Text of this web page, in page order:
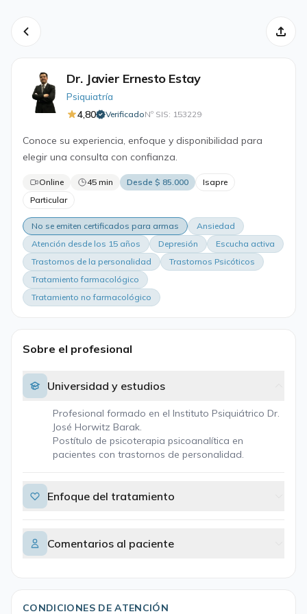
Dr. Javier Ernesto Estay
Psiquiatría
4,80
VerificadoNº SIS: 153229·
Conoce su experiencia, enfoque y disponibilidad para
elegir una consulta con confianza.
Online 45 min Desde $ 85.000
Isapre
Particular
No se emiten certificados para armas
Ansiedad
Atención desde los 15 años
Depresión
Escucha activa
Trastornos de la personalidad
Trastornos Psicóticos
Tratamiento farmacológico
Tratamiento no farmacológico
Sobre el profesional
Universidad y estudios
Profesional formado en el Instituto Psiquiátrico Dr.
José Horwitz Barak.
Postítulo de psicoterapia psicoanalítica en
pacientes con trastornos de personalidad.
Enfoque del tratamiento
Comentarios al paciente
CONDICIONES DE ATENCIÓN